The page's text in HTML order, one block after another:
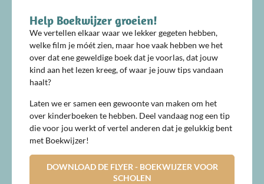
Help Boekwijzer groeien!
We vertellen elkaar waar we lekker gegeten hebben,
welke film je móét zien, maar hoe vaak hebben we het
over dat ene geweldige boek dat je voorlas, dat jouw
kind aan het lezen kreeg, of waar je jouw tips vandaan
haalt?
Laten we er samen een gewoonte van maken om het
over kinderboeken te hebben. Deel vandaag nog een tip
die voor jou werkt of vertel anderen dat je gelukkig bent
met Boekwijzer!
DOWNLOAD DE FLYER - BOEKWIJZER VOOR
SCHOLEN